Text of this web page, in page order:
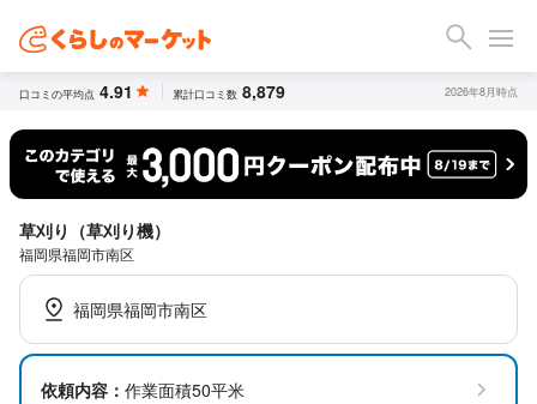
口コミの平均点 4.91 累計口コミ数 8,879 2026年8月時点
草刈り（草刈り機）
福岡県福岡市南区
福岡県福岡市南区
依頼内容： 作業面積50平米